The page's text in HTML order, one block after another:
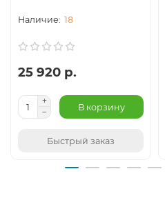
18
25 920 р.
В корзину
Быстрый заказ